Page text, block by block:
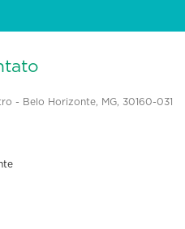
- Belo Horizonte, MG, 30160-031